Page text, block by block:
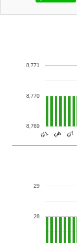
6/1 6/4 6/7
8,769
8,770
8,771
28
29